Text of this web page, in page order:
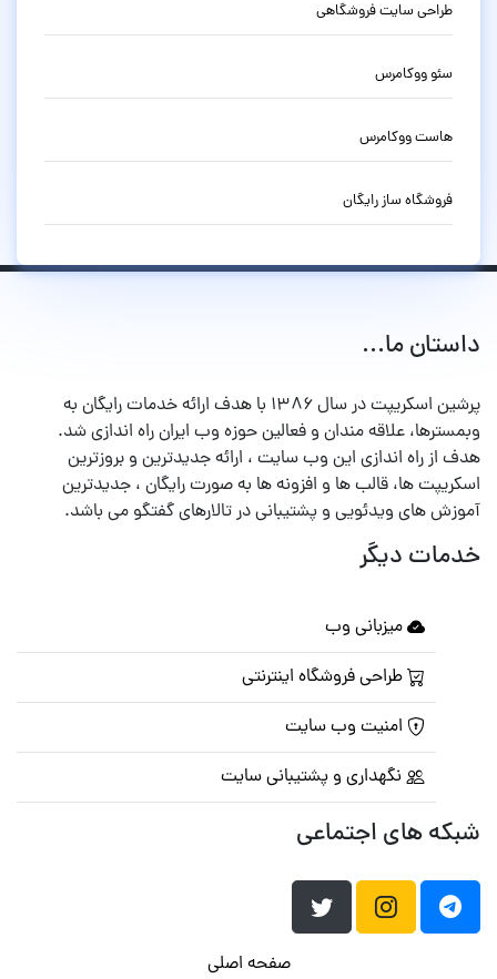
طراحی سایت فروشگاهی
سئو ووکامرس
هاست ووکامرس
فروشگاه ساز رایگان
داستان ما...
پرشین اسکریپت در سال ۱۳۸۶ با هدف ارائه خدمات رایگان به
وبمسترها، علاقه مندان و فعالین حوزه وب ایران راه اندازی شد.
هدف از راه اندازی این وب سایت ، ارائه جدیدترین و بروزترین
اسکریپت ها، قالب ها و افزونه ها به صورت رایگان ، جدیدترین
آموزش های ویدئویی و پشتیبانی در تالارهای گفتگو می باشد.
خدمات دیگر
میزبانی وب
طراحی فروشگاه اینترنتی
امنیت وب سایت
نگهداری و پشتیبانی سایت
شبکه های اجتماعی
صفحه اصلی